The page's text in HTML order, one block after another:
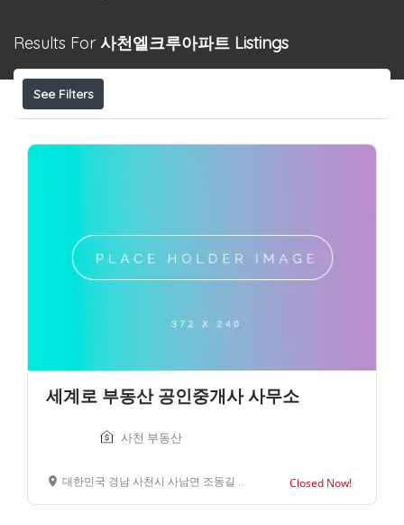
Results For 사천엘크루아파트 Listings
See Filters
세계로 부동산 공인중개사 사무소
사천 부동산
대한민국 경남 사천시 사남면 조동길 60 Closed Now!